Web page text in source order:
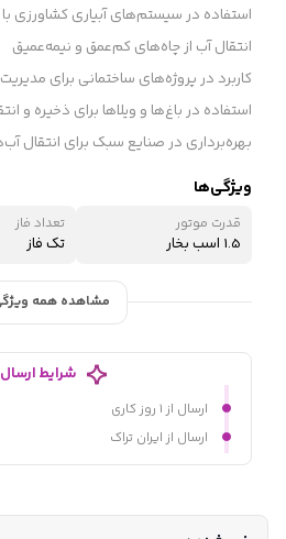
استفاده در سیستم‌های آبیاری کشاورزی
انتقال آب از چاه‌های کم‌عمق و نیمه‌عمیق
کاربرد در پروژه‌های ساختمانی برای
استفاده در باغ‌ها و ویلاها برای ذخیره و
بهره‌برداری در صنایع سبک برای انتقال
ویژگی‌ها
قدرت موتور
1.5 اسب بخار
تعداد فاز
تک فاز
مشاهده همه
شرایط ارسال
ارسال از ۱ روز کاری
ارسال از ایران تراک